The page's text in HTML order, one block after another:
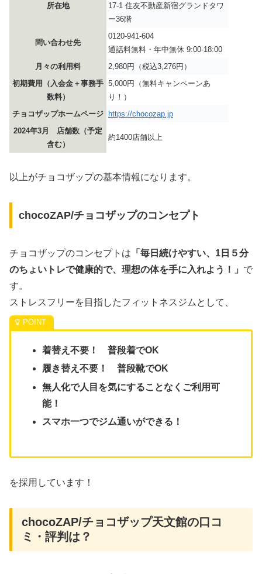
所在地
17-1 住友不動産新宿グランドタワ
ー36階
問い合わせ先
0120-941-604
通話料無料・年中無休 9:00-18:00
月々の利用料
2,980円（税込3,276円）
初期費用（入会金＋事務手
数料）
5,000円（無料キャンペーンあ
り！）
チョコザップホームページ https://chocozap.jp
2024年3月 店舗数（予定
含む）
約1400店舗以上
以上がチョコザップの基本情報になります。
chocoZAP/チョコザップのコンセプト
チョコザップのコンセプトは 「毎日続けやすい、1日５分
のちょいトレで健康的で、理想の体を手に入れよう！」 で
す。
ストレスフリーを目指したフィットネスジムとして、
着替え不要！ 普段着でOK
履き替え不要！ 普段靴でOK
無人化で人目を気にすることなくご利用可
能！
スマホ一つでジム通いができる！
を採用しています！
chocoZAP/チョコザップ天文館の口コ
ミ・評判は？